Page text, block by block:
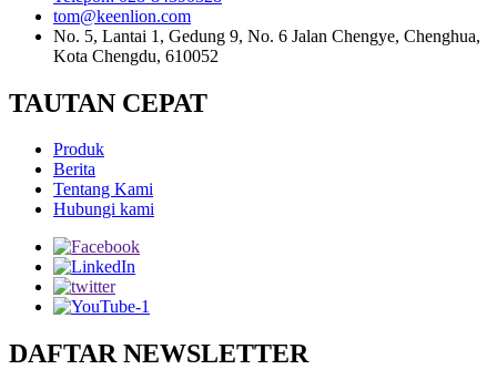
tom@keenlion.com
No. 5, Lantai 1, Gedung 9, No. 6 Jalan Chengye, Chenghua,
Kota Chengdu, 610052
TAUTAN CEPAT
Produk
Berita
Tentang Kami
Hubungi kami
DAFTAR NEWSLETTER